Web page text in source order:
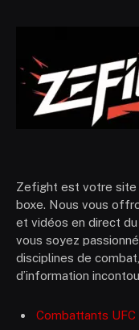
Zefight est votre site
boxe. Nous vous
et vidéos en direct
vous soyez
disciplines de
d’information
Combattants UFC